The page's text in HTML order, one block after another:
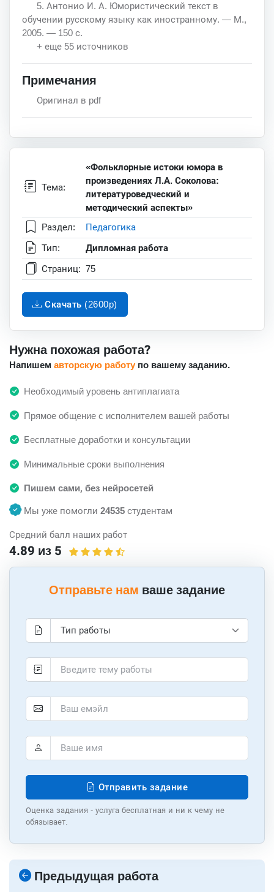
5. Антонио И. А. Юмористический текст в
обучении русскому языку как иностранному. — М.,
2005. — 150 с.
+ еще 55 источников
Примечания
Оригинал в pdf
Тема:
«Фольклорные истоки юмора в
произведениях Л.А. Соколова:
литературоведческий и
методический аспекты»
Раздел:
Педагогика
Тип:
Дипломная работа
Страниц: 75
Скачать (2600p)
Нужна похожая работа?
Напишем авторскую работу по вашему заданию.
Необходимый уровень антиплагиата
Прямое общение с исполнителем вашей работы
Бесплатные доработки и консультации
Минимальные сроки выполнения
Пишем сами, без нейросетей
Мы уже помогли 24535 студентам
Средний балл наших работ
4.89 из 5
Отправьте нам ваше задание
Отправить задание
Оценка задания - услуга бесплатная и ни к чему не
обязывает.
Предыдущая работа